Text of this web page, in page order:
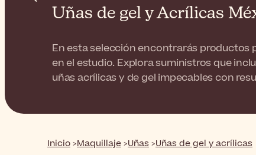
Uñas de gel y Acrílicas
En esta selección encontrarás productos
en el estudio. Explora suministros que
uñas acrílicas y de gel impecables con
Inicio Maquillaje Uñas Uñas de gel y acrílicas